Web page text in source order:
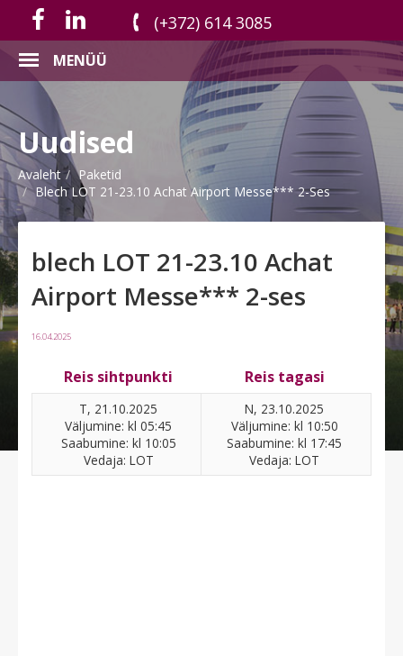
(+372) 614 3085
MENÜÜ
Uudised
Avaleht
Paketid
Blech LOT 21-23.10 Achat Airport Messe*** 2-Ses
blech LOT 21-23.10 Achat
Airport Messe*** 2-ses
16.04.2025
Reis sihtpunkti Reis tagasi
T, 21.10.2025
Väljumine: kl 05:45
Saabumine: kl 10:05
Vedaja: LOT
N, 23.10.2025
Väljumine: kl 10:50
Saabumine: kl 17:45
Vedaja: LOT